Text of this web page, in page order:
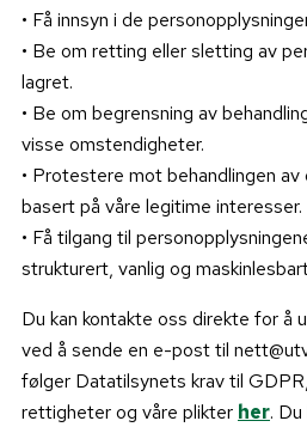
• Få innsyn i de
• Be om retting eller sletting av
lagret.
• Be om begrensning av
visse omstendigheter.
• Protestere mot behandlingen
basert på våre legitime interesser.
• Få tilgang til
strukturert, vanlig og
Du kan kontakte oss direkte for å
ved å sende en e-post til
følger Datatilsynets krav til
rettigheter og våre plikter her.